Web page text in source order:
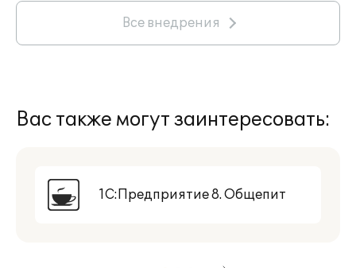
Все внедрения
Вас также могут заинтересовать:
1С:Предприятие 8. Общепит